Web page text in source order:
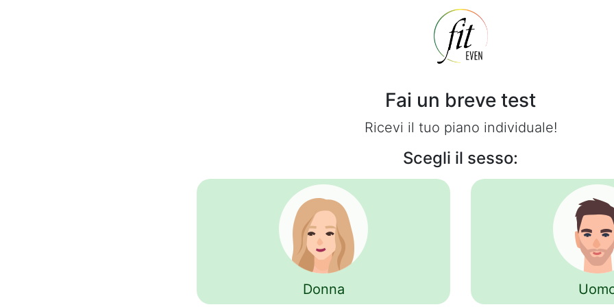
Fai un breve test
Ricevi il tuo piano individuale!
Scegli il sesso:
Donna